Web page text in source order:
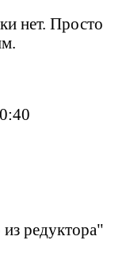
нет. Просто
редуктора"